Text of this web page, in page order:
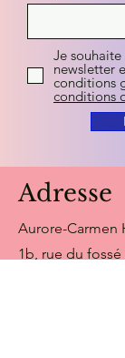
Je
newsletter
conditions
conditions
Adresse
Aurore-Carmen
1b, rue du